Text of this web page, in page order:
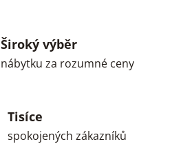
Široký výběr
nábytku za rozumné ceny
Tisíce
spokojených zákazníků